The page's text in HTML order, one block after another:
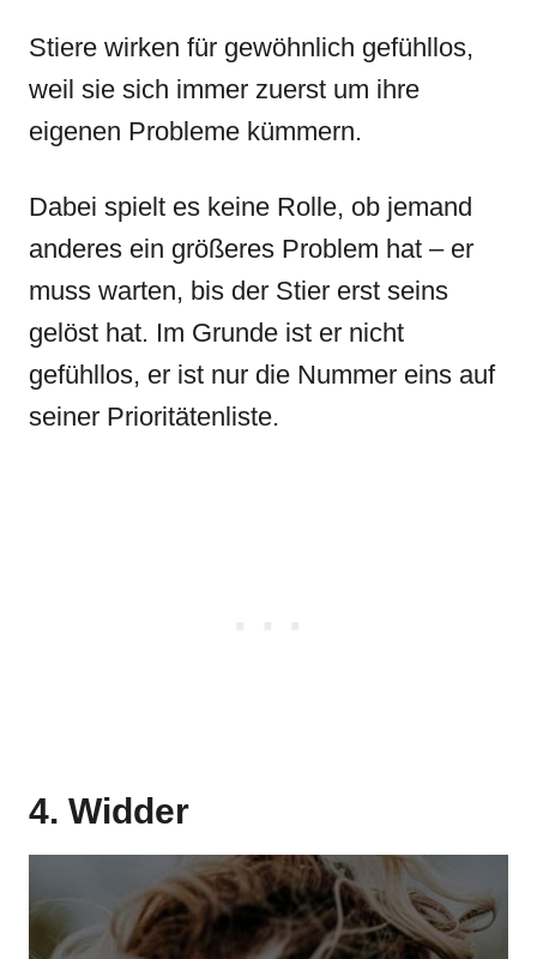
Stiere wirken für gewöhnlich gefühllos,
weil sie sich immer zuerst um ihre
eigenen Probleme kümmern.
Dabei spielt es keine Rolle, ob jemand
anderes ein größeres Problem hat – er
muss warten, bis der Stier erst seins
gelöst hat. Im Grunde ist er nicht
gefühllos, er ist nur die Nummer eins auf
seiner Prioritätenliste.
4. Widder